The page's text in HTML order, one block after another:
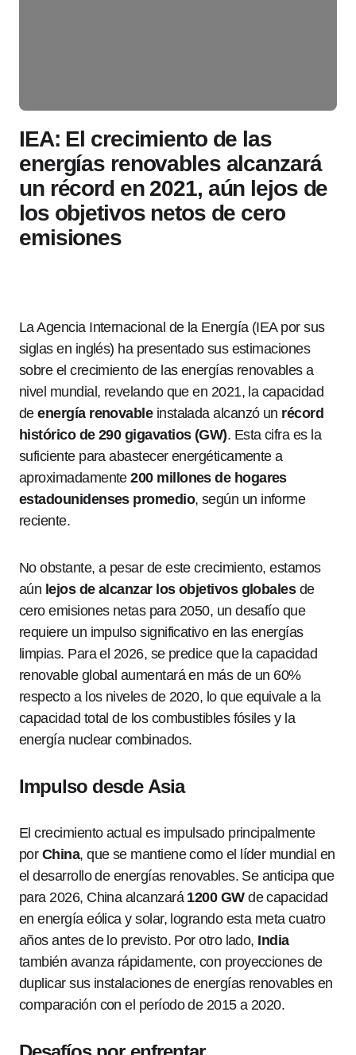
IEA: El crecimiento de las
energías renovables alcanzará
un récord en 2021, aún lejos de
los objetivos netos de cero
emisiones
La Agencia Internacional de la Energía (IEA por sus
siglas en inglés) ha presentado sus estimaciones
sobre el crecimiento de las energías renovables a
nivel mundial, revelando que en 2021, la capacidad
deenergía renovableinstalada alcanzó un récord
histórico de 290 gigavatios (GW). Esta cifra es la
suficiente para abastecer energéticamente a
aproximadamente200 millones de hogares
estadounidenses promedio, según un informe
reciente.
No obstante, a pesar de este crecimiento, estamos
aún lejos de alcanzar los objetivos globalesde
cero emisiones netas para 2050, un desafío que
requiere un impulso significativo en las energías
limpias. Para el 2026, se predice que la capacidad
renovable global aumentará en más de un 60%
respecto a los niveles de 2020, lo que equivale a la
capacidad total de los combustibles fósiles y la
energía nuclear combinados.
Impulso desde Asia
El crecimiento actual es impulsado principalmente
por China, que se mantiene como el líder mundial en
el desarrollo de energías renovables. Se anticipa que
para 2026, China alcanzará 1200 GWde capacidad
en energía eólica y solar, logrando esta meta cuatro
años antes de lo previsto. Por otro lado, India
también avanza rápidamente, con proyecciones de
duplicar sus instalaciones de energías renovables en
comparación con el período de 2015 a 2020.